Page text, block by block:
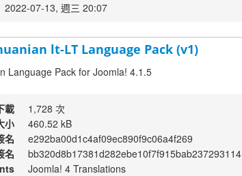
2022-07-13, 週三 20:07
lt-LT Language Pack (v1)
Language Pack for Joomla! 4.1.5
載
1,728 次
小
460.52 kB
名
e292ba00d1c4af09ec890f9c06a4f269
名
bb320d8b17381d282ebe10f7f915bab237293114
Joomla! 4 Translations